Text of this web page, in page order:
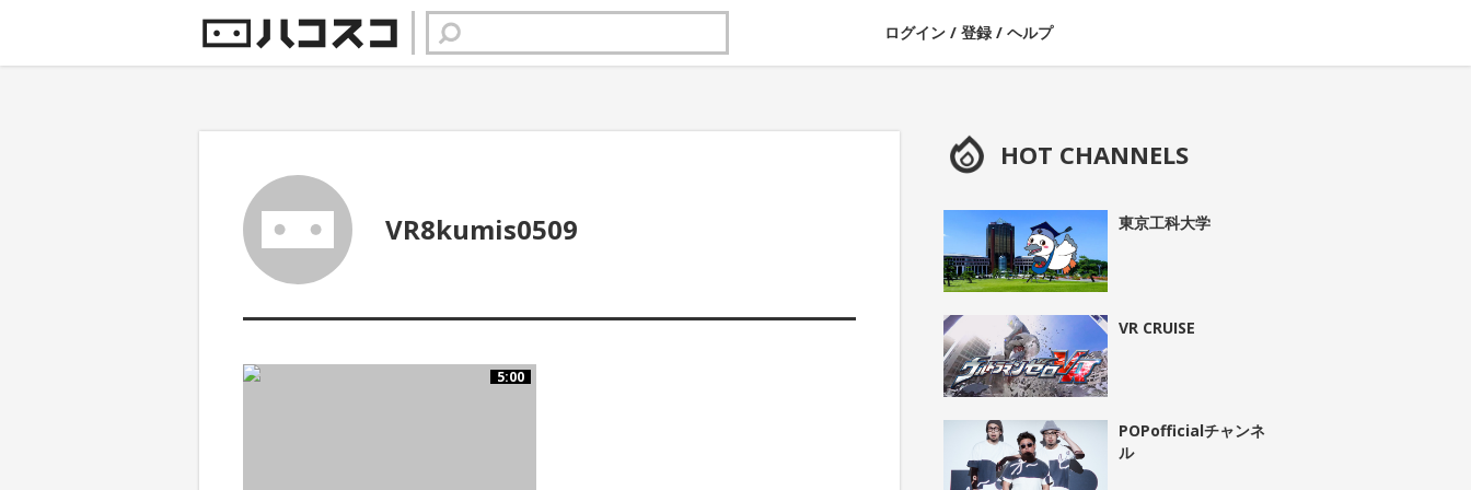
ログイン / 登録 / ヘルプ
VR8kumis0509
5:00
HOT CHANNELS
東京工科大学
VR CRUISE
POPofficialチャンネ
ル